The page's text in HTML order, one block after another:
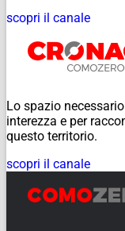
scopri il canale
Lo spazio
interezza e per
questo territorio.
scopri il canale